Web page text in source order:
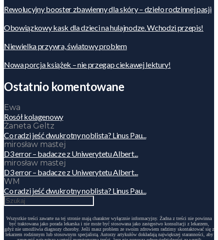
Rewolucyjny booster zbawienny dla skóry – dzieło rodzinnej pasji
Obowiązkowy kask dla dzieci na hulajnodze. Wchodzi przepis!
Niewielka przywra, światowy problem
Nowa porcja książek – nie przegap ciekawej lektury!
Ostatnio komentowane
Ewa
Rosół kolagenowy
Żaneta Geltz
Co radzi jeść dwukrotny noblista? Linus Pau...
mirosław mastej
D3 error – badacze z Uniwerytetu Albert...
mirosław mastej
D3 error – badacze z Uniwerytetu Albert...
WM
Co radzi jeść dwukrotny noblista? Linus Pau...
Wszystkie treści zawarte na tej stronie mają charakter wyłącznie informacyjny. Żadna z treści nie powinna
być traktowana jako porada lekarska i nie może być stosowana jako zastępstwo konsultacji z lekarzem,
gdyż nie umożliwia diagnozy choroby. Jeśli masz problem ze swoim zdrowiem radzimy skontaktować się z
lekarzem rodzinnym lub stosownym specjalistą. Autorzy artykułów dokładają największej staranności, aby